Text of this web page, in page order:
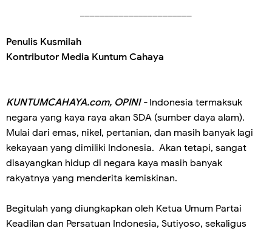
Penulis Kusmilah
Kontributor Media Kuntum Cahaya
KUNTUMCAHAYA.com, OPINI - Indonesia termaksuk
negara yang kaya raya akan SDA (sumber daya alam).
Mulai dari emas, nikel, pertanian, dan masih banyak lagi
kekayaan yang dimiliki Indonesia. Akan tetapi, sangat
disayangkan hidup di negara kaya masih banyak
rakyatnya yang menderita kemiskinan.
Begitulah yang diungkapkan oleh Ketua Umum Partai
Keadilan dan Persatuan Indonesia, Sutiyoso, sekaligus